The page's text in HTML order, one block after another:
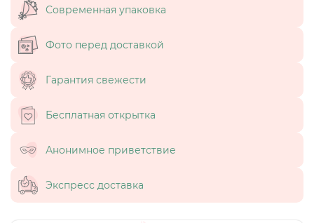
Современная упаковка
Фото перед доставкой
Гарантия свежести
Бесплатная открытка
Анонимное приветствие
Экспресс доставка